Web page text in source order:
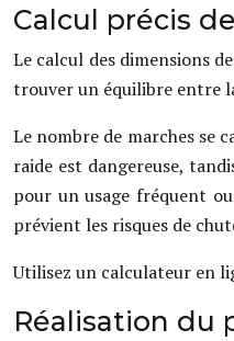
Calcul précis
Le calcul des dimensions
trouver un équilibre entre
Le nombre de marches se
raide est dangereuse,
pour un usage fréquent
prévient les risques de
Utilisez un calculateur en
Réalisation du